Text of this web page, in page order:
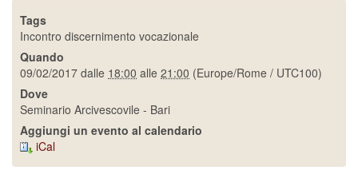
Tags
Incontro discernimento vocazionale
Quando
09/02/2017 dalle 18:00 alle 21:00 (Europe/Rome / UTC100)
Dove
Seminario Arcivescovile - Bari
Aggiungi un evento al calendario
iCal